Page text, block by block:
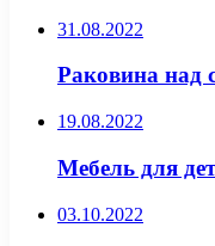
31.08.2022
Раковина над
19.08.2022
Мебель для
03.10.2022